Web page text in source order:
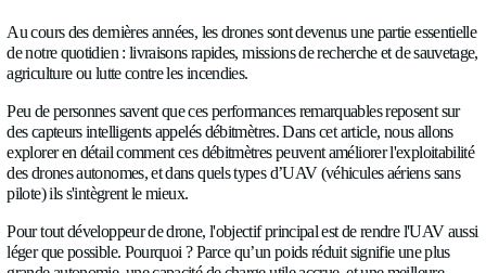
À PROPOS
NEWS
CARRIÈRES
CONTACTEZ-
NOUS
ÉCOUTEZ CET ARTICLE
0:00
Comment les capteurs intelligents améliorent les performances des
Au cours des dernières années, les drones sont devenus une
de notre quotidien : livraisons rapides, missions de recherche
Peu de personnes savent que ces performances remarquables